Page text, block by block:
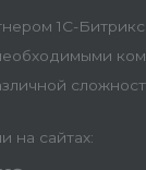
1С-
на сайтах: